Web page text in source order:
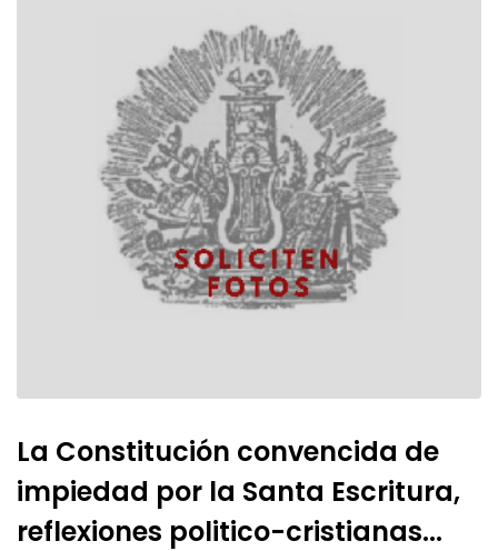
La Constitución convencida de
impiedad por la Santa Escritura,
reflexiones politico-cristianas...